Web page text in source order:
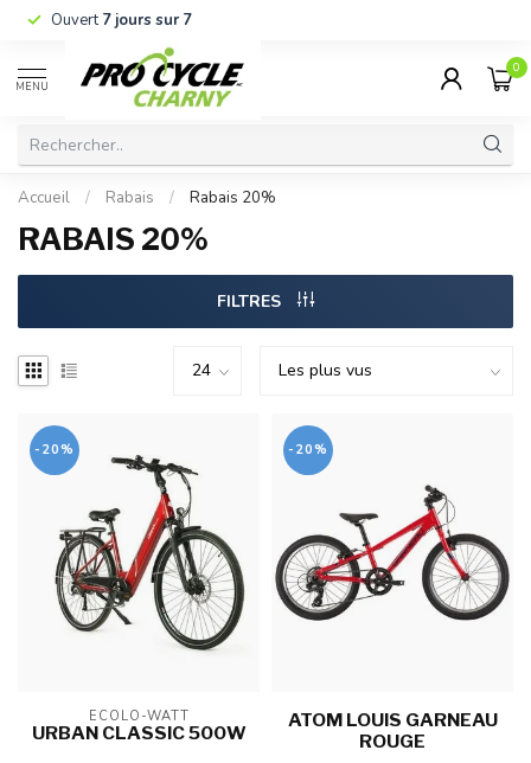
Ouvert7 jours sur 7
MENU
0
Accueil / Rabais / Rabais 20%
RABAIS 20%
FILTRES
-20%
ECOLO-WATT
URBAN CLASSIC 500W
-20%
ATOM LOUIS GARNEAU
ROUGE